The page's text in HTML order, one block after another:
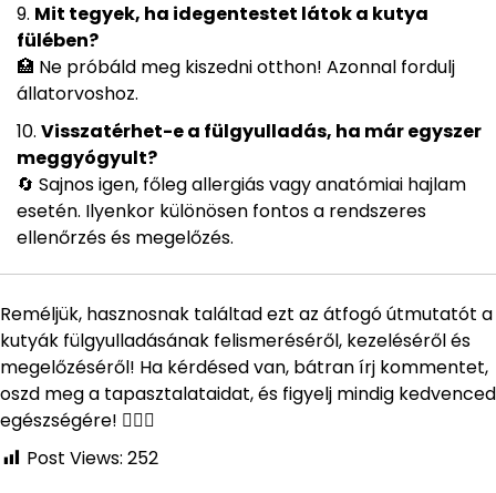
Mit tegyek, ha idegentestet látok a kutya
fülében?
🏥 Ne próbáld meg kiszedni otthon! Azonnal fordulj
állatorvoshoz.
Visszatérhet-e a fülgyulladás, ha már egyszer
meggyógyult?
🔄 Sajnos igen, főleg allergiás vagy anatómiai hajlam
esetén. Ilyenkor különösen fontos a rendszeres
ellenőrzés és megelőzés.
Reméljük, hasznosnak találtad ezt az átfogó útmutatót a
kutyák fülgyulladásának felismeréséről, kezeléséről és
megelőzéséről! Ha kérdésed van, bátran írj kommentet,
oszd meg a tapasztalataidat, és figyelj mindig kedvenced
egészségére! 🐕‍🦺💚
Post Views: 252